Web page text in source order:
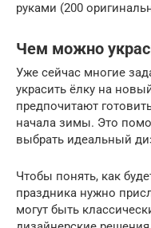
руками (200
Чем можно
Уже сейчас многие
украсить ёлку на
предпочитают
начала зимы. Это
выбрать идеальный
Чтобы понять, как
праздника нужно
могут быть